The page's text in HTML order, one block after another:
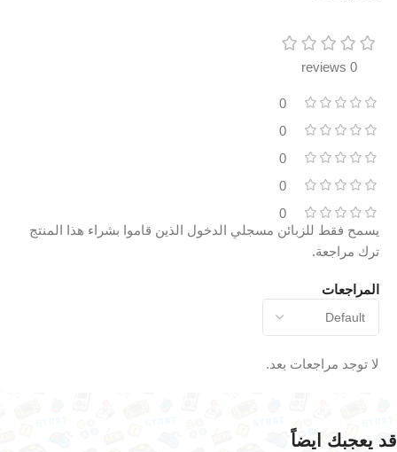
0 reviews
0
0
0
0
0
المراجعات
لا توجد مراجعات بعد.
يسمح فقط للزبائن مسجلي الدخول الذين قاموا بشراء هذا المنتج
ترك مراجعة.
قد يعجبك ايضاً